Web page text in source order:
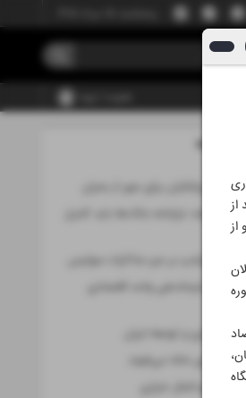
از
صفحه
پزشکیان برای عبور از بحران
تورم رشد ترازنامه بانک‌ها باید کنترل
ترامپ بر میز مذاکرات سوئیس
فرماندهی واحد اقتصادی
نوسازی و توسعه ایران
انرژی خانه می‌شوند
شهید سیدکمال خرازی